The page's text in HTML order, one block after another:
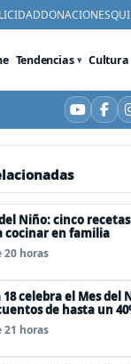
DONACIONES
Tendencias Cultura
Niño: cinco
cocinar en familia
20 horas
18 celebra el Mes del
de hasta un
cine, shows y
21 horas